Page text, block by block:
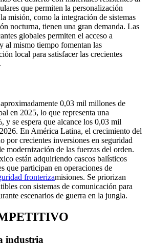
que permiten la personalización
misión, como la integración de sistemas
nocturna, tienen una gran demanda. Las
globales permiten el acceso a
al mismo tiempo fomentan las
local para satisfacer las crecientes
0,03 mil millones de
en 2025, lo que representa una
y se espera que alcance los 0,03 mil
En América Latina, el crecimiento del
por crecientes inversiones en seguridad
modernización de las fuerzas del orden.
están adquiriendo cascos balísticos
que participan en operaciones de
fronterizamisiones. Se priorizan
con sistemas de comunicación para
escenarios de guerra en la jungla.
industria